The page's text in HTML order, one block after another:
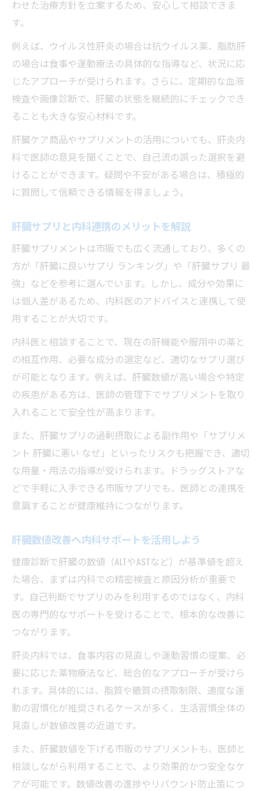
わせた治療方針を立案するため、安心して相談できま
す。
例えば、ウイルス性肝炎の場合は抗ウイルス薬、脂肪肝
の場合は食事や運動療法の具体的な指導など、状況に応
じたアプローチが受けられます。さらに、定期的な血液
検査や画像診断で、肝臓の状態を継続的にチェックでき
ることも大きな安心材料です。
肝臓ケア商品やサプリメントの活用についても、肝炎内
科で医師の意見を聞くことで、自己流の誤った選択を避
けることができます。疑問や不安がある場合は、積極的
に質問して信頼できる情報を得ましょう。
肝臓サプリと内科連携のメリットを解説
肝臓サプリメントは市販でも広く流通しており、多くの
方が「肝臓に良いサプリ ランキング」や「肝臓サプリ 最
強」などを参考に選んでいます。しかし、成分や効果に
は個人差があるため、内科医のアドバイスと連携して使
用することが大切です。
内科医と相談することで、現在の肝機能や服用中の薬と
の相互作用、必要な成分の選定など、適切なサプリ選び
が可能となります。例えば、肝臓数値が高い場合や特定
の疾患がある方は、医師の管理下でサプリメントを取り
入れることで安全性が高まります。
また、肝臓サプリの過剰摂取による副作用や「サプリメ
ント 肝臓に悪い なぜ」といったリスクも把握でき、適切
な用量・用法の指導が受けられます。ドラッグストアな
どで手軽に入手できる市販サプリでも、医師との連携を
意識することが健康維持につながります。
肝臓数値改善へ内科サポートを活用しよう
健康診断で肝臓の数値（ALTやASTなど）が基準値を超え
た場合、まずは内科での精密検査と原因分析が重要で
す。自己判断でサプリのみを利用するのではなく、内科
医の専門的なサポートを受けることで、根本的な改善に
つながります。
肝炎内科では、食事内容の見直しや運動習慣の提案、必
要に応じた薬物療法など、総合的なアプローチが受けら
れます。具体的には、脂質や糖質の摂取制限、適度な運
動の習慣化が推奨されるケースが多く、生活習慣全体の
見直しが数値改善の近道です。
また、肝臓数値を下げる市販のサプリメントも、医師と
相談しながら利用することで、より効果的かつ安全なケ
アが可能です。数値改善の進捗やリバウンド防止策につ